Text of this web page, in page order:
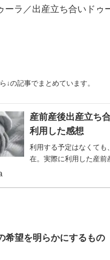
ーラ／出産立ち合いド
の記事でまとめています。
産前産後出産立ち
利用した感想
利用する予定はなくても
在。実際に利用した産前
希望を明らかにするもの